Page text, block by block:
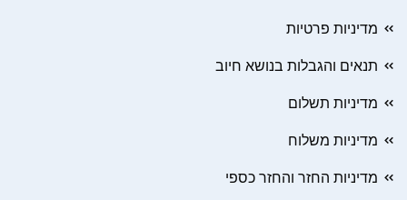
מדיניות פרטיות
תנאים והגבלות בנושא חיוב
מדיניות תשלום
מדיניות משלוח
מדיניות החזר והחזר כספי